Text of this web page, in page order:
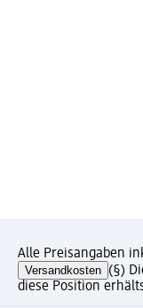
Alle Preisangaben
Versandkosten (§)
diese Position